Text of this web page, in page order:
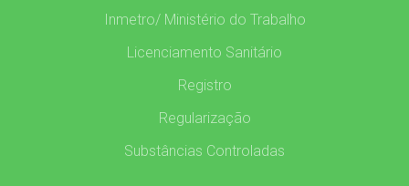
Inmetro/ Ministério do Trabalho
Licenciamento Sanitário
Registro
Regularização
Substâncias Controladas